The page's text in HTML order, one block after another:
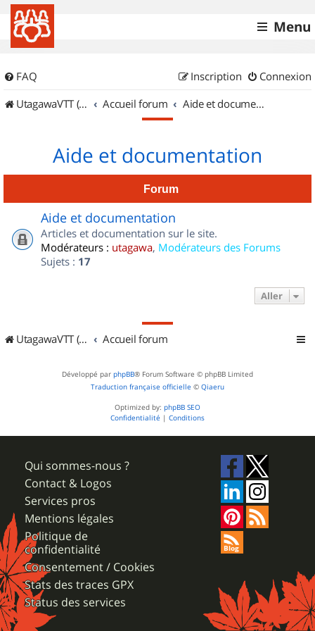
Menu
FAQ Connexion
Inscription
UtagawaVTT (Randos VTT et VTTAE avec traces GPS)
Accueil forum Aide et documentation
Aide et documentation
Forum
Aide et documentation
Articles et documentation sur le site.
Modérateurs : utagawa, Modérateurs des Forums
Sujets : 17
Aller
UtagawaVTT (Randos VTT et VTTAE avec traces GPS) Accueil forum
Développé par phpBB® Forum Software © phpBB Limited
Traduction française officielle © Qiaeru
Optimized by: phpBB SEO
Confidentialité | Conditions
Qui sommes-nous ?
Contact & Logos
Services pros
Mentions légales
Politique de
confidentialité
Consentement / Cookies
Stats des traces GPX
Status des services